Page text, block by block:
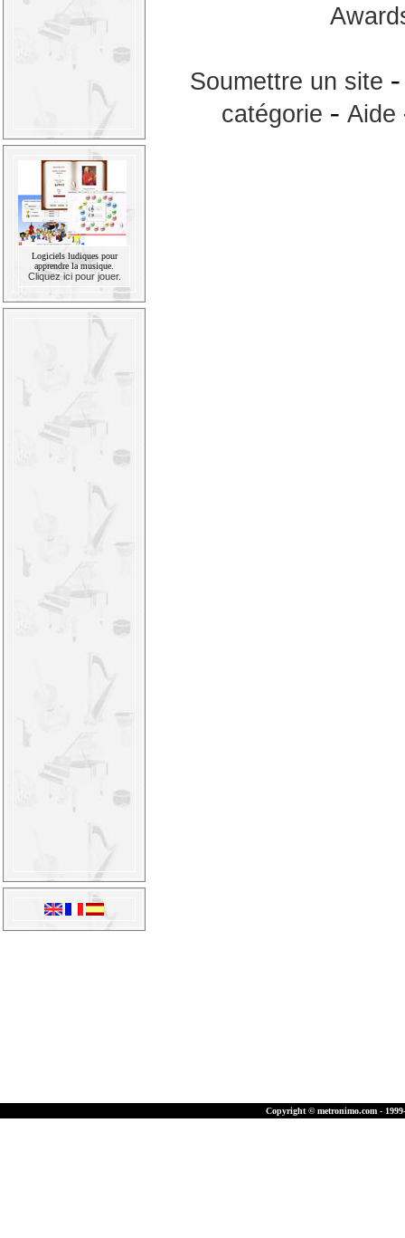
Logiciels ludiques pour
apprendre la musique.
Cliquez ici pour jouer.
Soumettre un site
catégorie - Aide
Copyright © metronimo.com -